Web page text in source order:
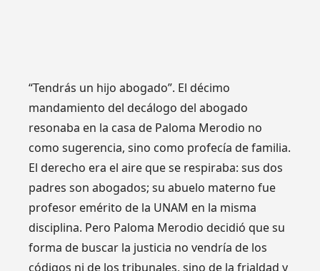
“Tendrás un hijo abogado”. El décimo
mandamiento del decálogo del abogado
resonaba en la casa de Paloma Merodio no
como sugerencia, sino como profecía de familia.
El derecho era el aire que se respiraba: sus dos
padres son abogados; su abuelo materno fue
profesor emérito de la UNAM en la misma
disciplina. Pero Paloma Merodio decidió que su
forma de buscar la justicia no vendría de los
códigos ni de los tribunales, sino de la frialdad y